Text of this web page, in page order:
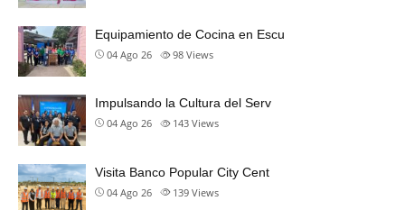
Equipamiento de Cocina en Escu
04 Ago 26 98 Views
Impulsando la Cultura del Serv
04 Ago 26 143 Views
Visita Banco Popular City Cent
04 Ago 26 139 Views